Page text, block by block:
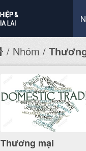
Nhóm
Thương mại